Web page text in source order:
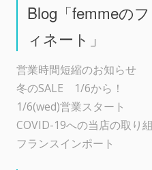
Blog「femmeの
ィネート」
営業時間短縮のお知らせ
冬のSALE 1/6から！
1/6(wed)営業スタート
COVID-19への当店の取り
フランスインポート